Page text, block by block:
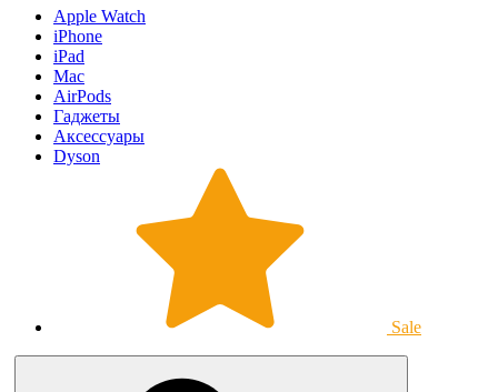
Apple Watch
iPhone
iPad
Mac
AirPods
Гаджеты
Аксессуары
Dyson
Sale